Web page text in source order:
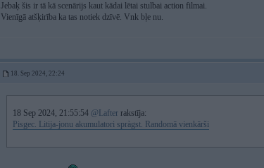
Jebaķ šis ir tā kā scenārijs kaut kādai lētai stulbai action filmai.
Vienīgā atšķirība ka tas notiek dzīvē. Vnk bļe nu.
18. Sep 2024, 22:24
18 Sep 2024, 21:55:54 @Lafter rakstīja:
Pisgec. Litija-jonu akumulatori spràgst. Randomā vienkārši